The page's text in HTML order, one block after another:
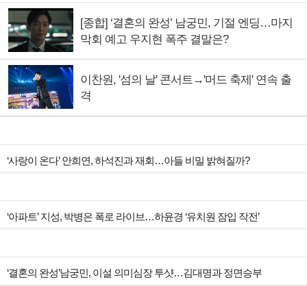
[종합] ‘결혼의 완성’ 남궁민, 기절 엔딩…마지
막회 예고 우지현 폭주 결말은?
이찬원, '섬의 날' 콘서트→'머드 축제' 연속 출
격
‘사랑이 온다’ 안희연, 하석진과 재회…아들 비밀 밝혀질까?
‘아파트’ 지성, 박병은 폭로 라이브…하윤경 ‘유치원 잠입 작전’
‘결혼의 완성’남궁민, 이설 의미심장 투샷…김대명과 정면승부